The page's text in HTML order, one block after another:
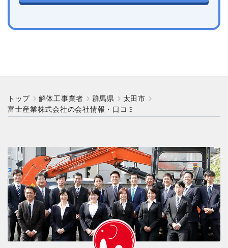
トップ 解体工事業者 群馬県
太田市
富士産業株式会社の会社情報・口コミ